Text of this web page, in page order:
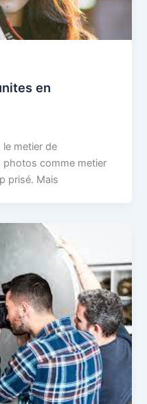
en
le metier de
photos comme metier
prisé. Mais